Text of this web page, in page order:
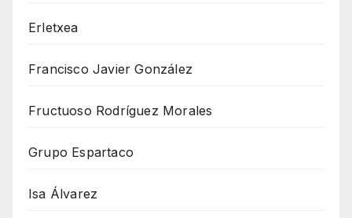
Erletxea
Francisco Javier González
Fructuoso Rodríguez Morales
Grupo Espartaco
Isa Álvarez